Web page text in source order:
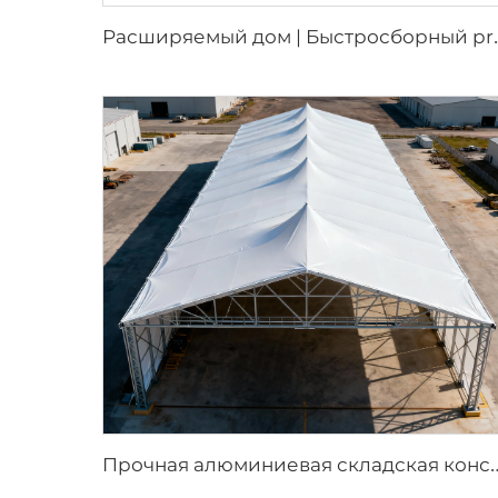
асширяемый дом |
рочная алюминиевая складская